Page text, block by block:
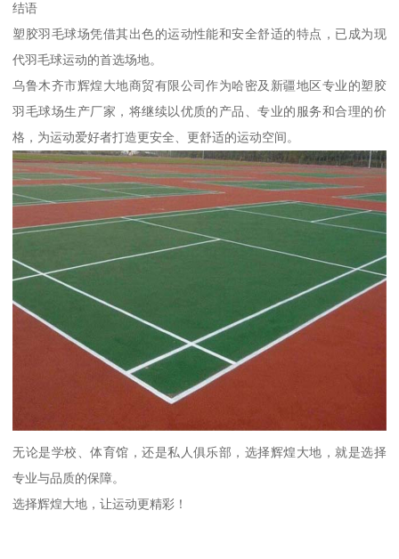
结语
塑胶羽毛球场凭借其出色的运动性能和安全舒适的特点，已成为现
代羽毛球运动的首选场地。
乌鲁木齐市辉煌大地商贸有限公司作为哈密及新疆地区专业的塑胶
羽毛球场生产厂家，将继续以优质的产品、专业的服务和合理的价
格，为运动爱好者打造更安全、更舒适的运动空间。
无论是学校、体育馆，还是私人俱乐部，选择辉煌大地，就是选择
专业与品质的保障。
选择辉煌大地，让运动更精彩！